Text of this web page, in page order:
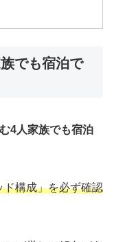
でも宿泊で
4人家族でも宿泊
ド構成」を必ず確認